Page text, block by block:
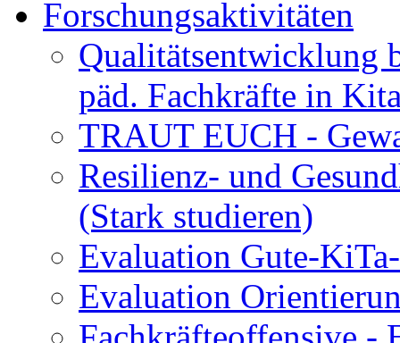
Forschungsaktivitäten
Qualitätsentwicklung
päd. Fachkräfte in
TRAUT EUCH -
Resilienz- und
(Stark studieren)
Evaluation Gute-
Evaluation